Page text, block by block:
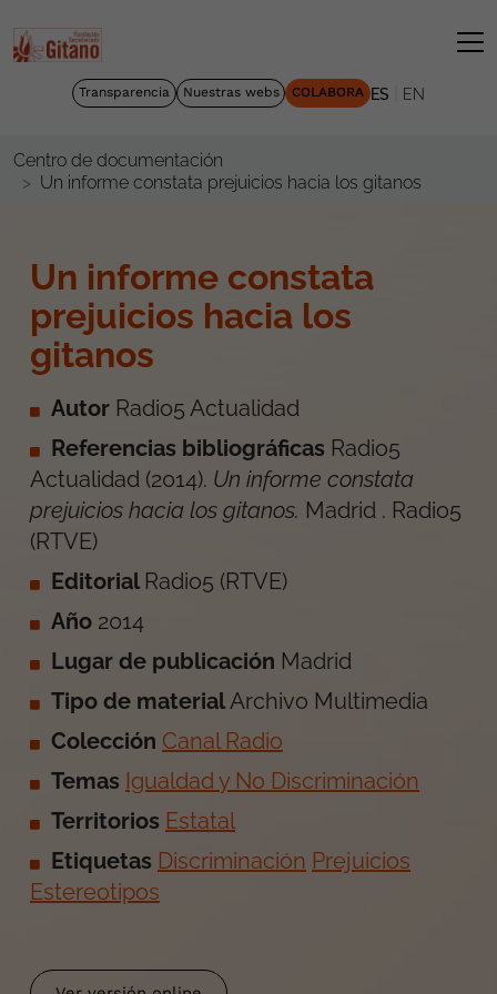
Transparencia Nuestras webs COLABORA ES EN
Centro de documentación
Un informe constata prejuicios hacia los gitanos
Un informe constata
prejuicios hacia los
gitanos
Autor Radio5 Actualidad
Referencias bibliográficas Radio5
Actualidad (2014). Un informe constata
prejuicios hacia los gitanos. Madrid . Radio5
(RTVE)
Editorial Radio5 (RTVE)
Año 2014
Lugar de publicación Madrid
Tipo de material Archivo Multimedia
Colección Canal Radio
Temas Igualdad y No Discriminación
Territorios Estatal
Etiquetas Discriminación Prejuicios
Estereotipos